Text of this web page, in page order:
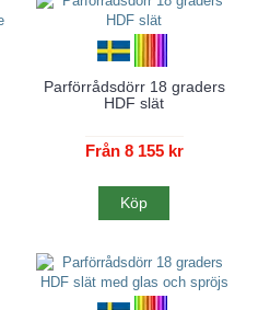
Parförrådsdörr 18 graders
HDF slät
Från 8 155 kr
Köp